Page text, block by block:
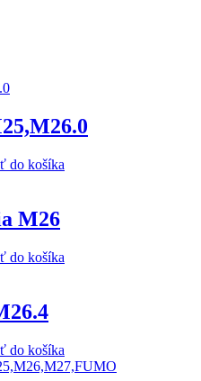
do košíka
M26
do košíka
do košíka